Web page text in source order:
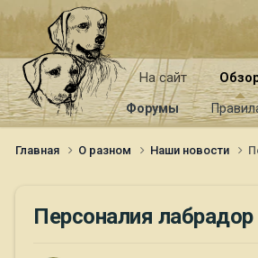
На сайт
Форумы
Главная О разном Наши новости
Персоналия